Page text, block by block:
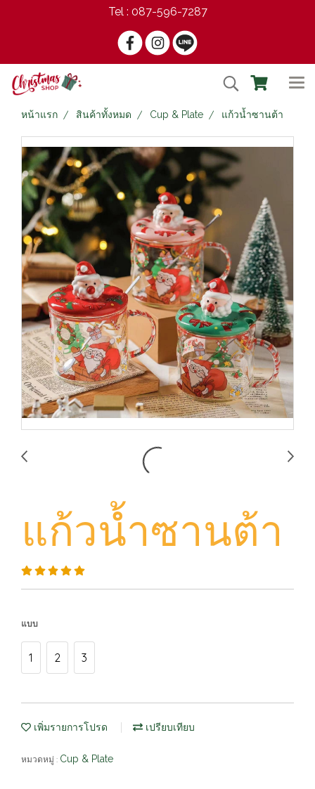
Tel : 087-596-7287
หน้าแรก สินค้าทั้งหมด Cup & Plate แก้วน้ำซานต้า
แก้วน้ำซานต้า
แบบ
1 2 3
เพิ่มรายการโปรด เปรียบเทียบ
หมวดหมู่ : Cup & Plate